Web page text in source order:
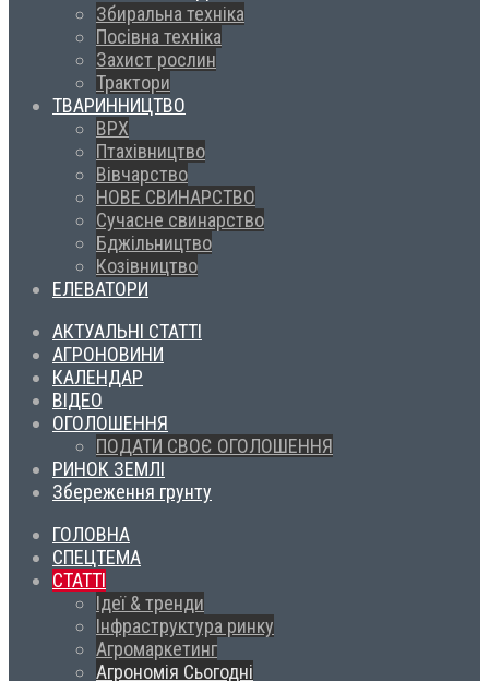
Збиральна техніка
Посівна техніка
Захист рослин
Трактори
ТВАРИННИЦТВО
ВРХ
Птахівництво
Вівчарство
НОВЕ СВИНАРСТВО
Сучасне свинарство
Бджільництво
Козівництво
ЕЛЕВАТОРИ
АКТУАЛЬНІ СТАТТІ
АГРОНОВИНИ
КАЛЕНДАР
ВІДЕО
ОГОЛОШЕННЯ
ПОДАТИ СВОЄ ОГОЛОШЕННЯ
РИНОК ЗЕМЛІ
Збереження грунту
ГОЛОВНА
СПЕЦТЕМА
СТАТТІ
Ідеї & тренди
Інфраструктура ринку
Агромаркетинг
Агрономія Сьогодні